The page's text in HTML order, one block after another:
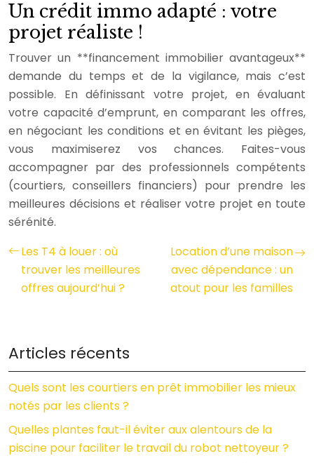
Un crédit immo adapté : votre
projet réaliste !
Trouver un **financement immobilier avantageux**
demande du temps et de la vigilance, mais c’est
possible. En définissant votre projet, en évaluant
votre capacité d’emprunt, en comparant les offres,
en négociant les conditions et en évitant les pièges,
vous maximiserez vos chances. Faites-vous
accompagner par des professionnels compétents
(courtiers, conseillers financiers) pour prendre les
meilleures décisions et réaliser votre projet en toute
sérénité.
Les T4 à louer : où
trouver les meilleures
offres aujourd’hui ?
Location d’une maison
avec dépendance : un
atout pour les familles
Articles récents
Quels sont les courtiers en prêt immobilier les mieux
notés par les clients ?
Quelles plantes faut-il éviter aux alentours de la
piscine pour faciliter le travail du robot nettoyeur ?